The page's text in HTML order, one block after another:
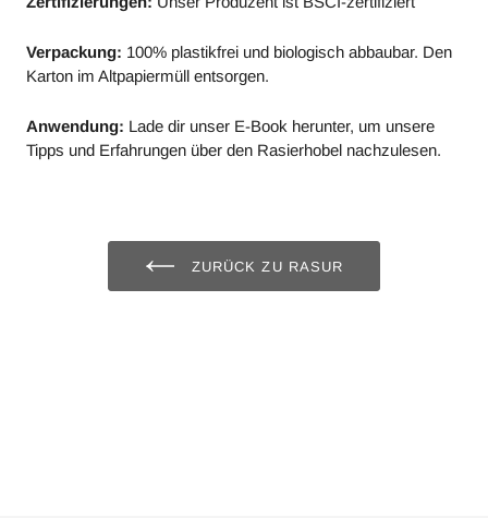
Verpackung: 100% plastikfrei und biologisch abbaubar. Den
Karton im Altpapiermüll entsorgen.
Anwendung: Lade dir unser E-Book herunter, um unsere
Tipps und Erfahrungen über den Rasierhobel nachzulesen.
ZURÜCK ZU RASUR